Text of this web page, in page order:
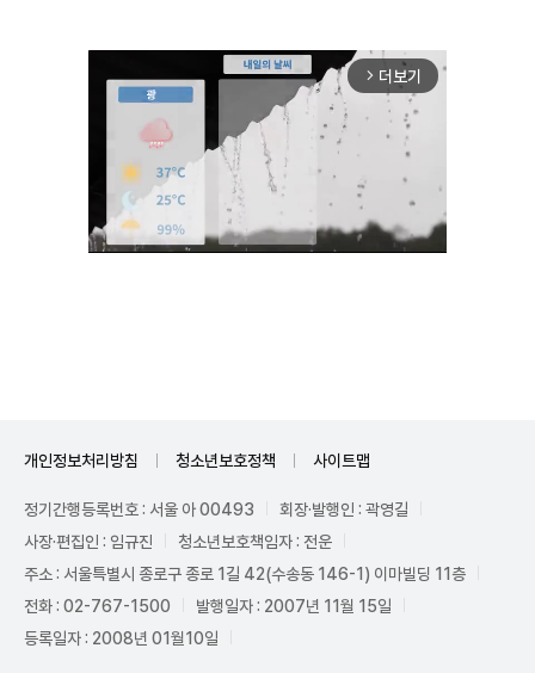
arrow_forward_ios 더보기
개인정보처리방침 청소년보호정책 사이트맵
정기간행등록번호 : 서울 아 00493
회장·발행인 : 곽영길
사장·편집인 : 임규진
청소년보호책임자 : 전운
주소 : 서울특별시 종로구 종로 1길 42(수송동 146-1) 이마빌딩 11층
전화 : 02-767-1500
발행일자 : 2007년 11월 15일
등록일자 : 2008년 01월10일